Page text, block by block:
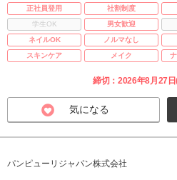
正社員登用 社割制度
学生OK
男女歓迎
ネイルOK
ノルマなし
スキンケア
メイク
締切：2026年8月27
気になる
パンピューリジャパン株式会社